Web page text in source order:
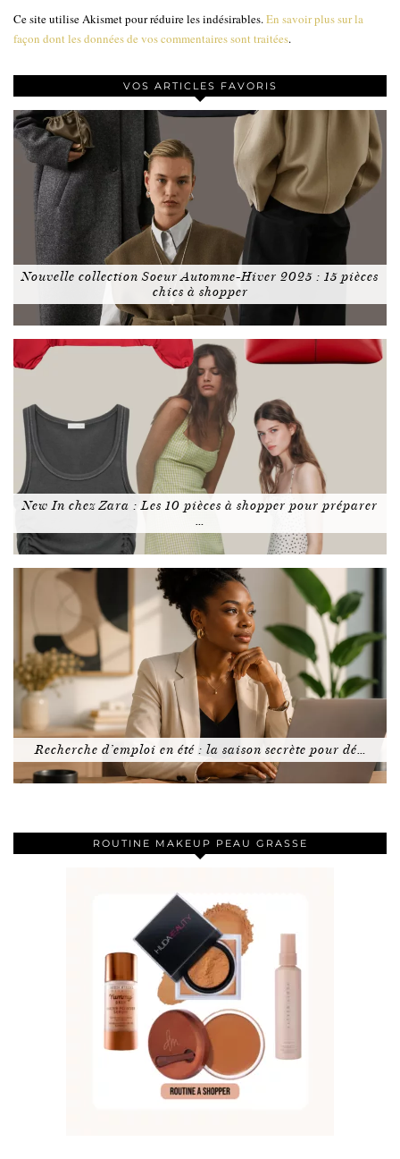
Ce site utilise Akismet pour réduire les indésirables. En savoir plus sur la
façon dont les données de vos commentaires sont traitées.
VOS ARTICLES FAVORIS
Nouvelle collection Soeur Automne-Hiver 2025 : 15 pièces
chics à shopper
New In chez Zara : Les 10 pièces à shopper pour préparer
…
Recherche d’emploi en été : la saison secrète pour dé…
ROUTINE MAKEUP PEAU GRASSE